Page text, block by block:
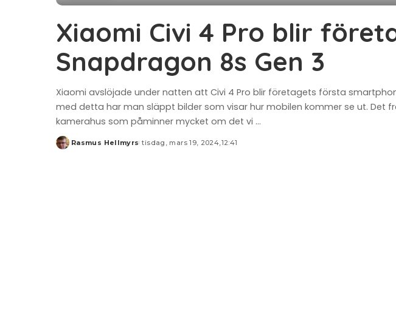
Xiaomi Civi 4 Pro blir
Snapdragon 8s Gen 3
Xiaomi avslöjade under natten att Civi 4 Pro blir företagets första
med detta har man släppt bilder som visar hur mobilen kommer se ut.
kamerahus som påminner mycket om det vi ...
Posted
Rasmus Hellmyrs tisdag, mars 19, 2024,12:41